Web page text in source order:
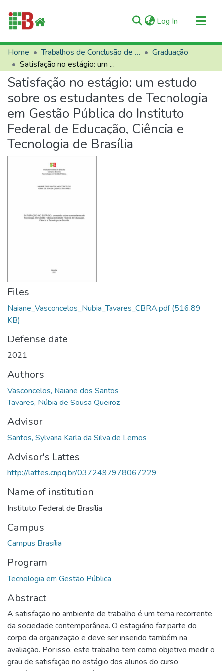
Log In (current)
Communities & Collections
All of RIIFB
Manuals and Terms
Statistics
About RIIFB
Help
Contacts
Home Trabalhos de Conclusão de Curso (TCCs)
Graduação
Satisfação no estágio: um estudo sobre os estudantes de Tecnologia em Gestão Pública do Instituto Federal de Educação, Ciência e Tecnologia de Brasília
Satisfação no estágio: um estudo
sobre os estudantes de Tecnologia
em Gestão Pública do Instituto
Federal de Educação, Ciência e
Tecnologia de Brasília
Files
Naiane_Vasconcelos_Nubia_Tavares_CBRA.pdf(516.89
KB)
Defense date
2021
Authors
Vasconcelos, Naiane dos Santos
Tavares, Núbia de Sousa Queiroz
Advisor
Santos, Sylvana Karla da Silva de Lemos
Advisor's Lattes
http://lattes.cnpq.br/0372497978067229
Name of institution
Instituto Federal de Brasília
Campus
Campus Brasília
Program
Tecnologia em Gestão Pública
Abstract
A satisfação no ambiente de trabalho é um tema recorrente
da sociedade contemporânea. O estagiário faz parte do
corpo da organização e deve ser inserido também na
avaliação. Por isso, este trabalho tem como objetivo medir o
grau de satisfação no estágio dos alunos do curso